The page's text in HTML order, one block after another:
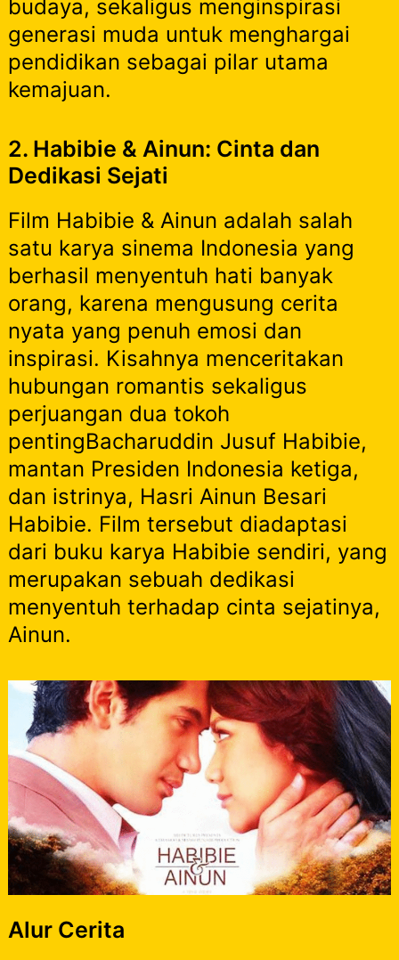
budaya, sekaligus menginspirasi
generasi muda untuk menghargai
pendidikan sebagai pilar utama
kemajuan.
2. Habibie & Ainun: Cinta dan
Dedikasi Sejati
Film Habibie & Ainun adalah salah
satu karya sinema Indonesia yang
berhasil menyentuh hati banyak
orang, karena mengusung cerita
nyata yang penuh emosi dan
inspirasi. Kisahnya menceritakan
hubungan romantis sekaligus
perjuangan dua tokoh
pentingBacharuddin Jusuf Habibie,
mantan Presiden Indonesia ketiga,
dan istrinya, Hasri Ainun Besari
Habibie. Film tersebut diadaptasi
dari buku karya Habibie sendiri, yang
merupakan sebuah dedikasi
menyentuh terhadap cinta sejatinya,
Ainun.
Alur Cerita